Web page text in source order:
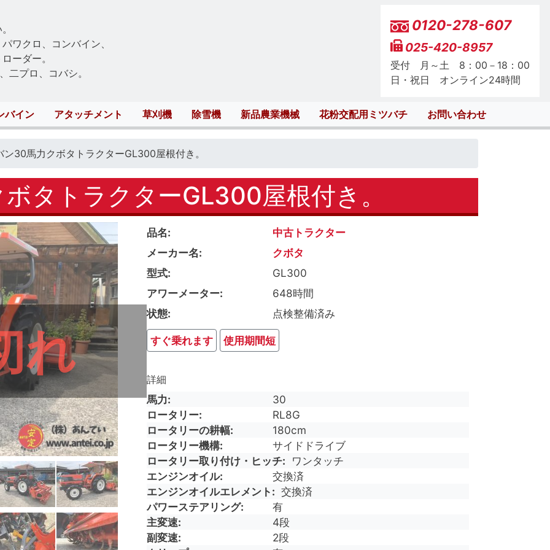
ワクロ、コンバイン、
ーダー。
二プロ、コバシ。
0120-278-607
025-420-8957
受付 月～土 8：00－18：00
日・祝日 オンライン24時間
バイン アタッチメント 草刈機 除雪機 新品農業機械 花粉交配用ミツバチ お問い合わせ
ン30馬力クボタトラクターGL300屋根付き。
タトラクターGL300屋根付き。
れ
品名
中古トラクター
メーカー名
クボタ
型式
GL300
アワーメーター
648時間
状態
点検整備済み
すぐ乗れます 使用期間短
詳細
馬力
30
ロータリー
RL8G
ロータリーの耕幅
180cm
ロータリー機構
サイドドライブ
ロータリー取り付け・ヒッチ
ワンタッチ
エンジンオイル
交換済
エンジンオイルエレメント
交換済
パワーステアリング
有
主変速
4段
副変速
2段